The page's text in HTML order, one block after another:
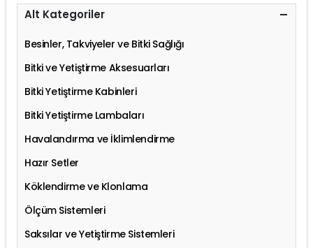
Alt Kategoriler
Besinler, Takviyeler ve Bitki Sağlığı
Bitki ve Yetiştirme Aksesuarları
Bitki Yetiştirme Kabinleri
Bitki Yetiştirme Lambaları
Havalandırma ve İklimlendirme
Hazır Setler
Köklendirme ve Klonlama
Ölçüm Sistemleri
Saksılar ve Yetiştirme Sistemleri